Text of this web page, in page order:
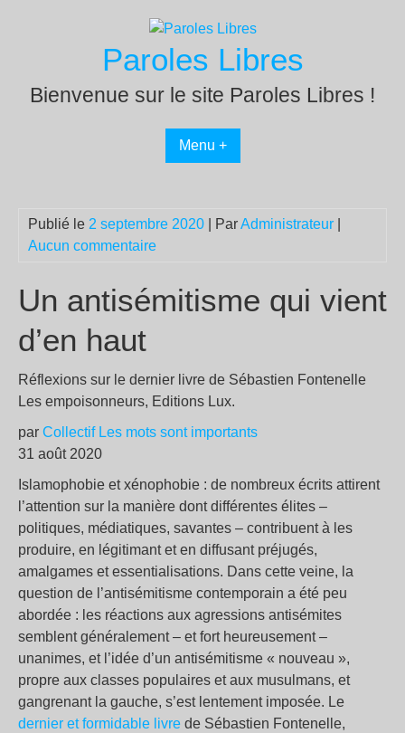
Paroles Libres
Bienvenue sur le site Paroles Libres !
Menu +
Publié le 2 septembre 2020 | ParAdministrateur
Aucun commentaire
Un antisémitisme qui vient
d’en haut
Réflexions sur le dernier livre de Sébastien Fontenelle
Les empoisonneurs, Editions Lux.
par Collectif Les mots sont importants
31 août 2020
Islamophobie et xénophobie : de nombreux écrits attirent
l’attention sur la manière dont différentes élites –
politiques, médiatiques, savantes – contribuent à les
produire, en légitimant et en diffusant préjugés,
amalgames et essentialisations. Dans cette veine, la
question de l’antisémitisme contemporain a été peu
abordée : les réactions aux agressions antisémites
semblent généralement – et fort heureusement –
unanimes, et l’idée d’un antisémitisme « nouveau »,
propre aux classes populaires et aux musulmans, et
gangrenant la gauche, s’est lentement imposée. Le
dernier et formidable livre de Sébastien Fontenelle,